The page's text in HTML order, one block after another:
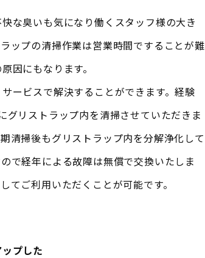
な臭いも気になり働くスタッフ様の大き
ップの清掃作業は営業時間ですることが難
因にもなります。
ービスで解決することができます。経験
リストラップ内を清掃させていただきま
清掃後もグリストラップ内を分解浄化して
で経年による故障は無償で交換いたしま
てご利用いただくことが可能です。
プした